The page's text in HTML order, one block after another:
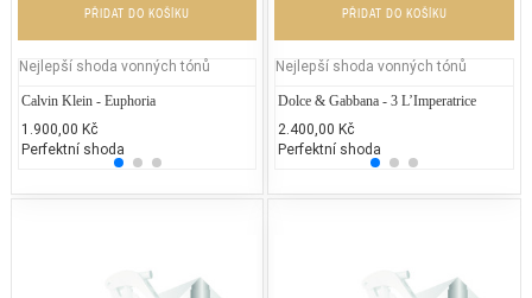
PŘIDAT DO KOŠÍKU
Nejlepší shoda vonných tónů
Calvin Klein - Euphoria
1.900,00 Kč
Perfektní shoda
Jean Paul Gaultier - Classique
2.300,00 Kč
50% běžných vonných tónů
PŘIDAT DO KOŠÍKU
Nejlepší shoda vonných tónů
Dolce & Gabbana - 3 L’Imperatrice
2.400,00 Kč
Perfektní shoda